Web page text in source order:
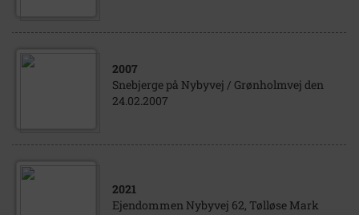
2007
Snebjerge på Nybyvej / Grønholmvej den
24.02.2007
2021
Ejendommen Nybyvej 62, Tølløse Mark